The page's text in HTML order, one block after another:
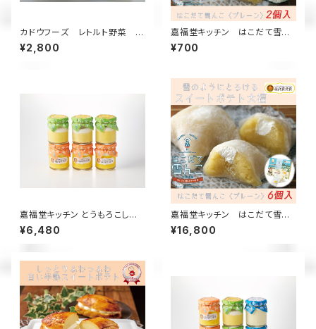
カドウフーズ レトルト野菜 も
うゆでちゃった じゃがいも 200
g×4パック / 北海道 無添加 非
¥2,800
嘉福堂キッチン はこだて雪ん
こ プレーン2個入 / スイートポ
テト 大福 北海道限定 函館 手作
¥700
嘉福堂キッチン とうもろこしと
カボチャの雪んこ プリン 2種×3
個入 / サステナブル 北海道限定
らか食感 つぶつぶ食感
¥6,480
嘉福堂キッチン はこだて雪ん
こ プレーン6個入×8箱【送料無
料】 / スイートポテト大福 北海
¥16,800